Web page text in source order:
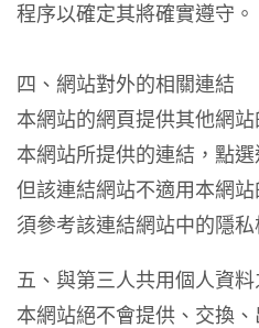
程序以確定其將確實遵守。
四、網站對外的相關連結
本網站的網頁提供其他網
本網站所提供的連結，點選
但該連結網站不適用本網
須參考該連結網站中的隱私
五、與第三人共用個人資
本網站絕不會提供、交換